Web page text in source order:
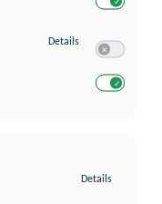
Details zu Entwicklung
Details